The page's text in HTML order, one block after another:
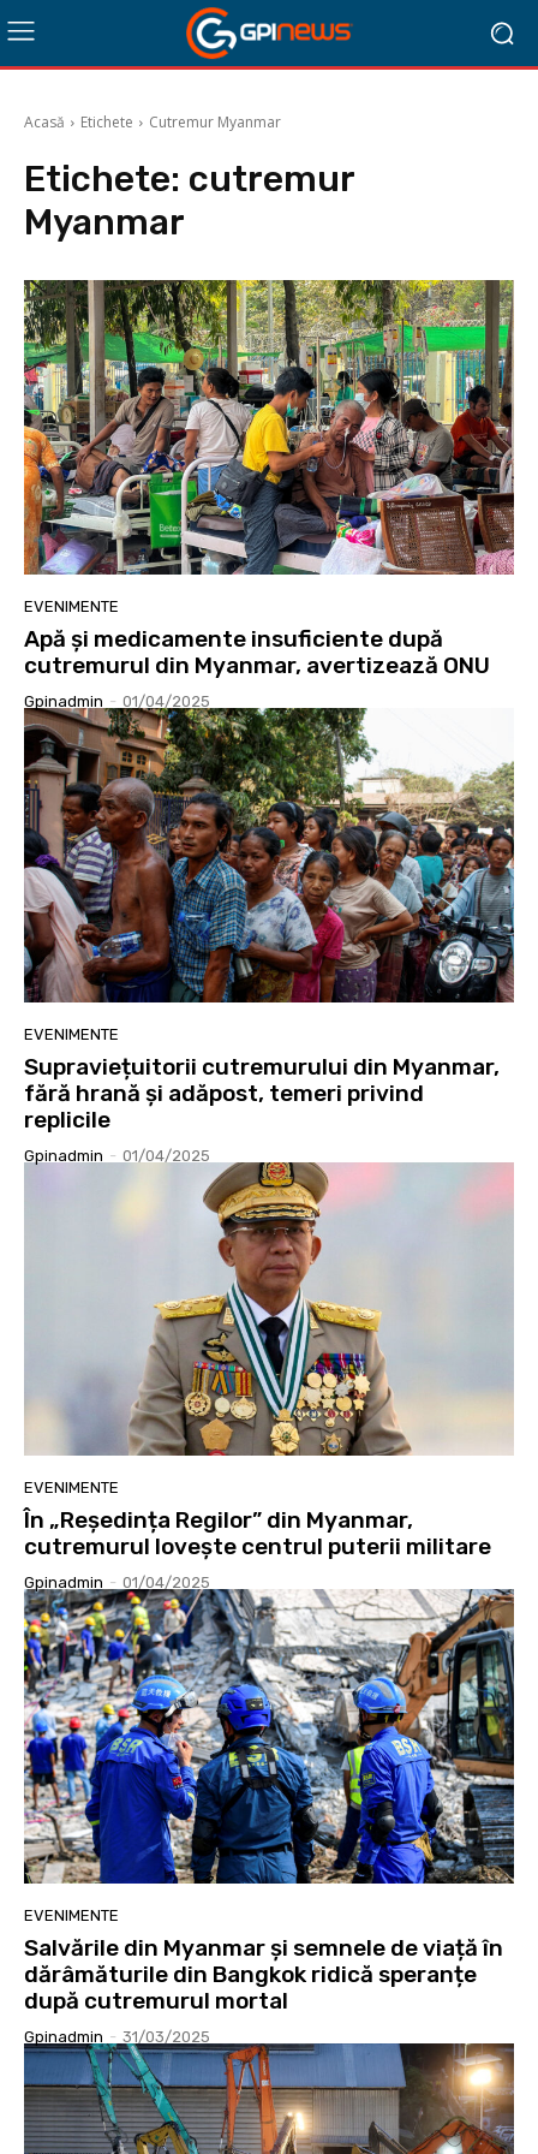
Acasă Etichete Cutremur Myanmar
Etichete: cutremur
Myanmar
EVENIMENTE
Apă și medicamente insuficiente după
cutremurul din Myanmar, avertizează ONU
Gpinadmin - 01/04/2025
EVENIMENTE
Supraviețuitorii cutremurului din Myanmar,
fără hrană și adăpost, temeri privind
replicile
Gpinadmin - 01/04/2025
EVENIMENTE
În „Reședința Regilor” din Myanmar,
cutremurul lovește centrul puterii militare
Gpinadmin - 01/04/2025
EVENIMENTE
Salvările din Myanmar și semnele de viață în
dărâmăturile din Bangkok ridică speranțe
după cutremurul mortal
Gpinadmin - 31/03/2025